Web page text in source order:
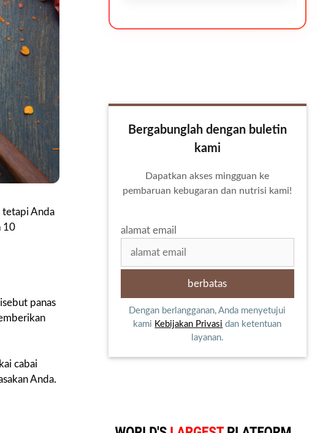
tetapi Anda
10
panas
cabai
Anda.
Bergabunglah dengan buletin
kami
Dapatkan akses mingguan ke
pembaruan kebugaran dan nutrisi kami!
alamat email
Dengan berlangganan, Anda menyetujui
kami Kebijakan Privasi dan ketentuan
layanan.